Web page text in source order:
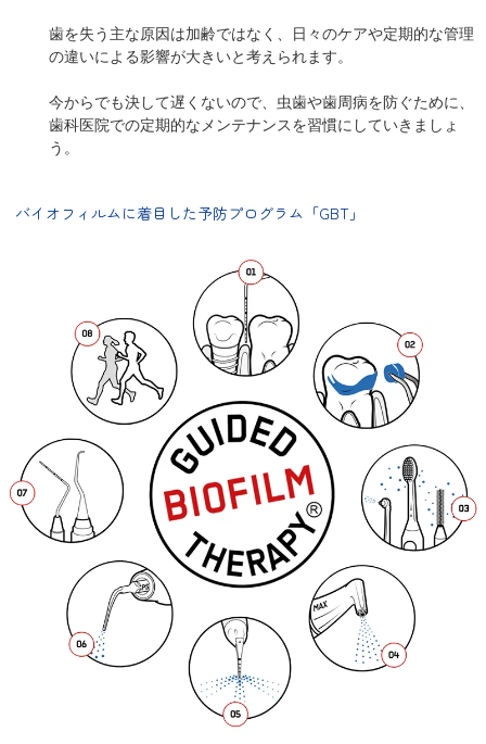
歯を失う主な原因は加齢ではなく、日々のケアや定期的な管理
の違いによる影響が大きいと考えられます。
今からでも決して遅くないので、虫歯や歯周病を防ぐために、
歯科医院での定期的なメンテナンスを習慣にしていきましょ
う。
バイオフィルムに着目した予防プログラム「GBT」